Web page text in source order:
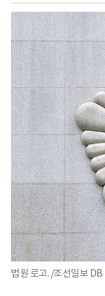
법원 로고. /조선일보 DB